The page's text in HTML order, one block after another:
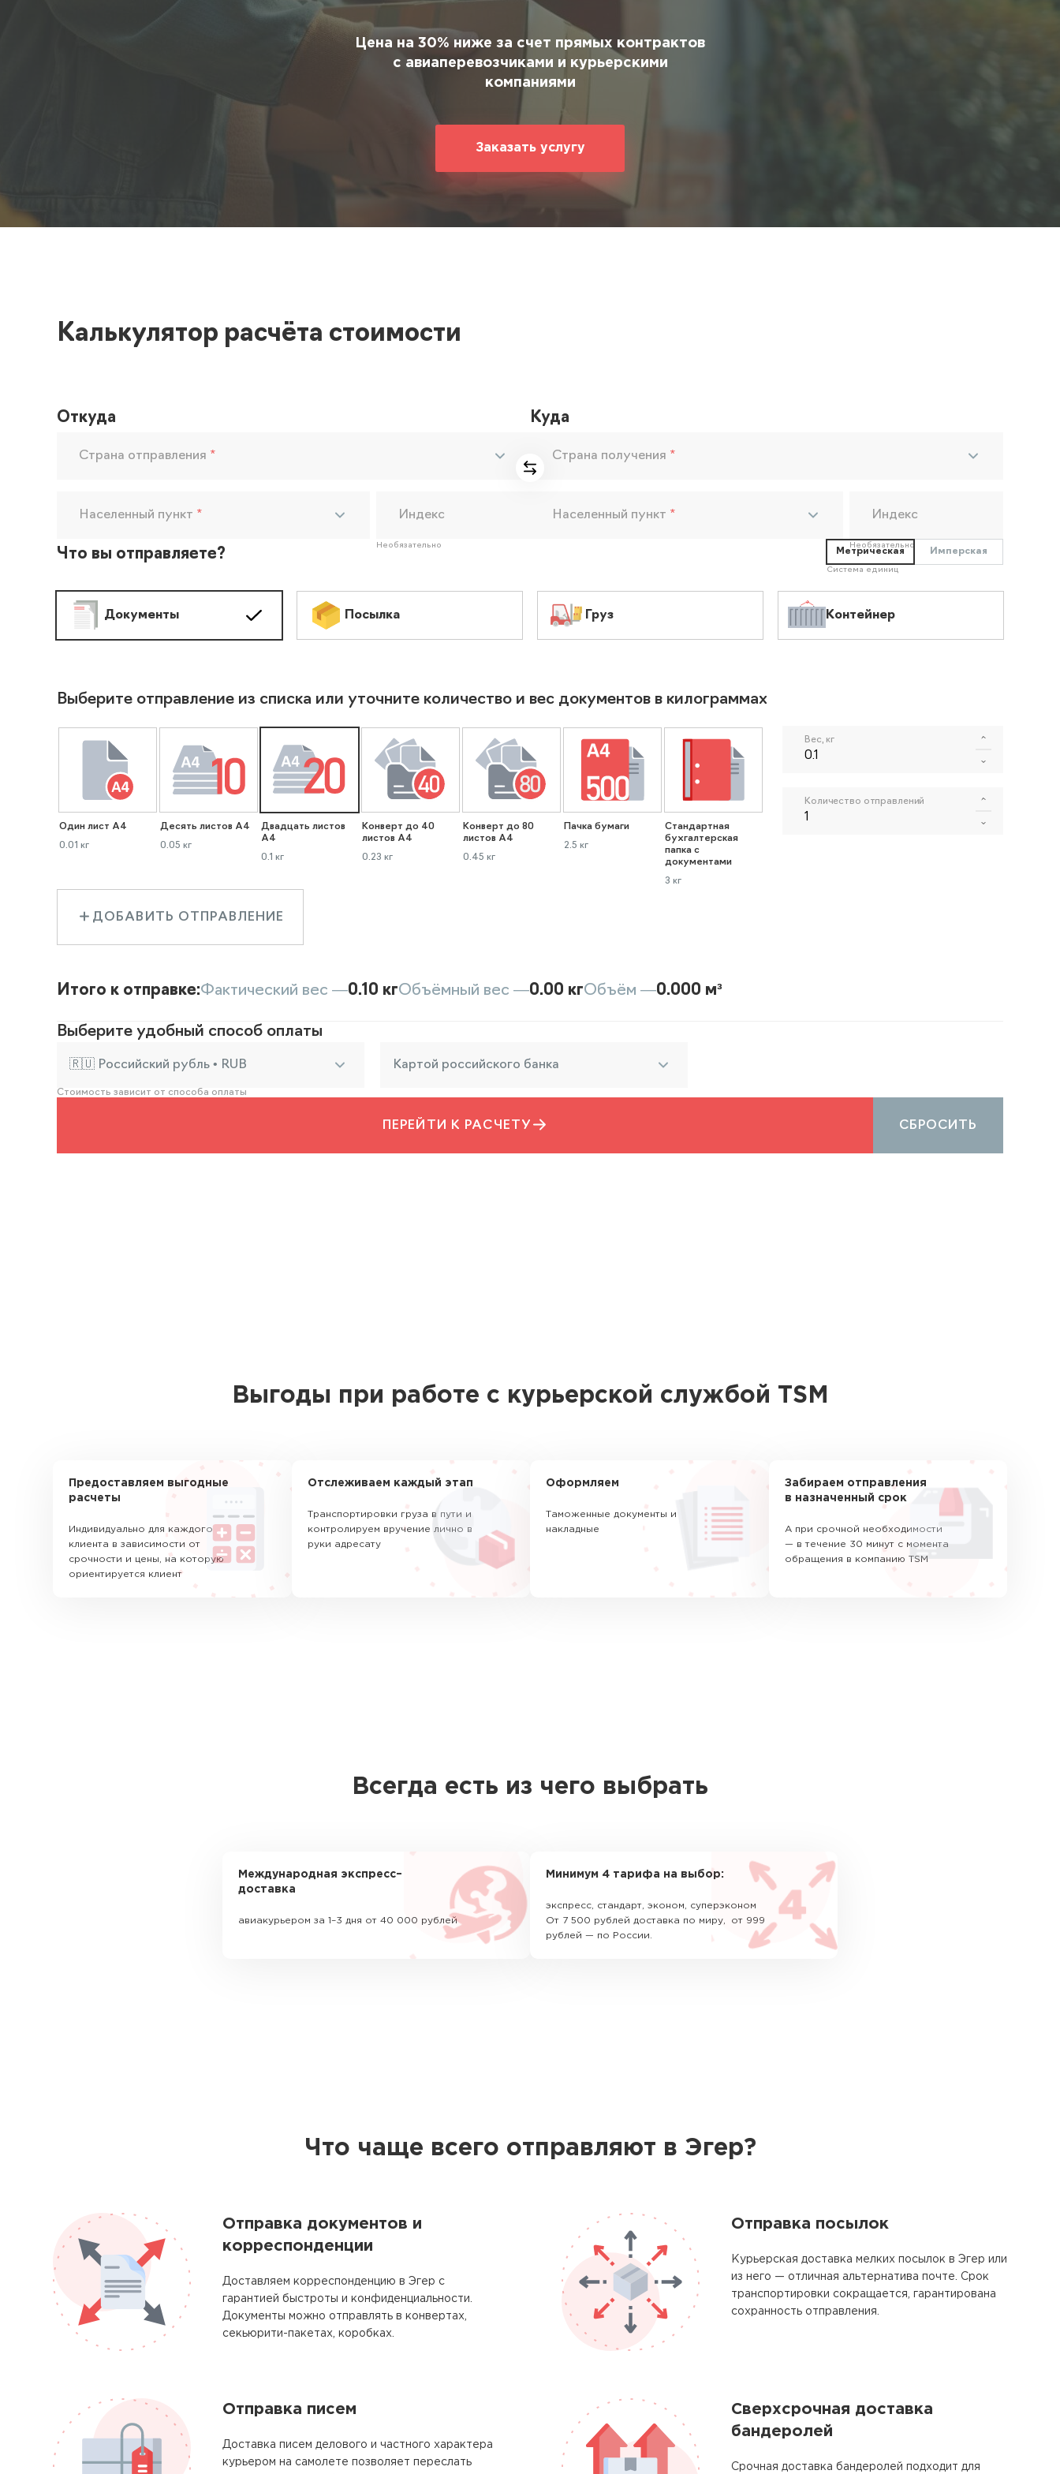
декларирование
Страхование
Цена на 30% ниже за счет прямых контрактов
с авиаперевозчиками и курьерскими
компаниями
Заказать услугу
Калькулятор расчёта стоимости
Откуда
Страна отправления *
Населенный пункт * Индекс
Необязательно
Куда
Страна получения *
Населенный пункт * Индекс
Необязательно
Что вы отправляете? Метрическая Имперская
Система единиц
Документы Посылка Груз Контейнер
Выберите отправление из списка или уточните количество и вес документов в килограммах
Один лист А4
0.01 кг
Десять листов А4
0.05 кг
Двадцать листов
А4
0.1 кг
Конверт до 40
листов А4
0.23 кг
Конверт до 80
листов А4
0.45 кг
Пачка бумаги
2.5 кг
Стандартная
бухгалтерская
папка с
документами
3 кг
Вес, кг
Количество отправлений
ДОБАВИТЬ ОТПРАВЛЕНИЕ
Итого к отправке:Фактический вес —0.10 кгОбъёмный вес —0.00 кгОбъём —0.000 м³
Выберите удобный способ оплаты
🇷🇺 Российский рубль • RUB Картой российского банка
Стоимость зависит от способа оплаты
ПЕРЕЙТИ К РАСЧЕТУ СБРОСИТЬ
Выгоды при работе с курьерской службой TSM
Предоставляем выгодные
расчеты
Индивидуально для каждого
клиента в зависимости от
срочности и цены, на которую
ориентируется клиент
Отслеживаем каждый этап
Транспортировки груза в пути и
контролируем вручение лично в
руки адресату
Оформляем
Таможенные документы и
накладные
Забираем отправления
в назначенный срок
А при срочной необходимости
— в течение 30 минут с момента
обращения в компанию TSM
Всегда есть из чего выбрать
Международная экспресс–
доставка
авиакурьером за 1–3 дня от 40 000 рублей
Минимум 4 тарифа на выбор:
экспресс, стандарт, эконом, суперэконом
От 7 500 рублей доставка по миру, от 999
рублей — по России.
Что чаще всего отправляют в Эгер?
Отправка документов и
корреспонденции
Доставляем корреспонденцию в Эгер с
гарантией быстроты и конфиденциальности.
Документы можно отправлять в конвертах,
секьюрити-пакетах, коробках.
Отправка посылок
Курьерская доставка мелких посылок в Эгер или
из него — отличная альтернатива почте. Срок
транспортировки сокращается, гарантирована
сохранность отправления.
Отправка писем
Доставка писем делового и частного характера
курьером на самолете позволяет переслать
Сверхсрочная доставка
бандеролей
Срочная доставка бандеролей подходит для